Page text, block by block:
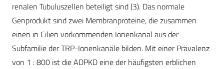
renalen Tubuluszellen beteiligt sind (3). Das normale
Genprodukt sind zwei Membranproteine, die zusammen
einen in Cilien vorkommenden Ionenkanal aus der
Subfamilie der TRP-Ionenkanäle bilden. Mit einer Prävalenz
von 1 : 800 ist die ADPKD eine der häufigsten erblichen